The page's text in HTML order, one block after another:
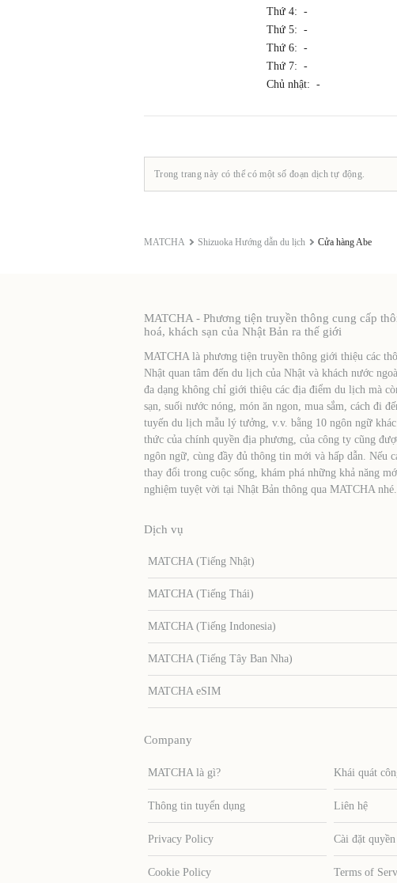
Thứ 4: -
Thứ 5: -
Thứ 6: -
Thứ 7: -
Chủ nhật: -
Trong trang này có thể có một số đoạn dịch tự động.
MATCHA Shizuoka Hướng dẫn du lịch Cửa hàng Abe
MATCHA - Phương tiện truyền thông cung cấp
hoá, khách sạn của Nhật Bản ra thế giới
MATCHA là phương tiện truyền thông giới thiệu các
Nhật quan tâm đến du lịch của Nhật và khách nước
đa dạng không chỉ giới thiệu các địa điểm du lịch mà
sạn, suối nước nóng, món ăn ngon, mua sắm, cách đi
tuyến du lịch mẫu lý tưởng, v.v. bằng 10 ngôn ngữ
thức của chính quyền địa phương, của công ty cũng
ngôn ngữ, cùng đầy đủ thông tin mới và hấp dẫn. Nếu
thay đổi trong cuộc sống, khám phá những khả năng
nghiệm tuyệt vời tại Nhật Bản thông qua MATCHA nhé.
Dịch vụ
MATCHA (Tiếng Nhật)
MATCHA (Tiếng Thái)
MATCHA (Tiếng Indonesia)
MATCHA (Tiếng Tây Ban Nha)
MATCHA eSIM
Company
MATCHA là gì? Khái quát
Thông tin tuyển dụng Liên hệ
Privacy Policy Cài đặt
Cookie Policy Terms of